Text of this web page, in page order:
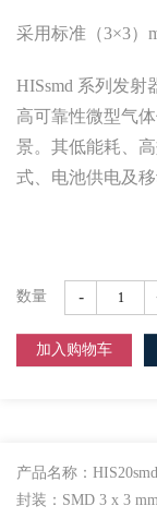
采用标准（3×3）
HISsmd 系列发射
高可靠性微型气
景。其低能耗、
式、电池供电及移
数量 -
加入购物车
产品名称：
封装：SMD 3 x 3